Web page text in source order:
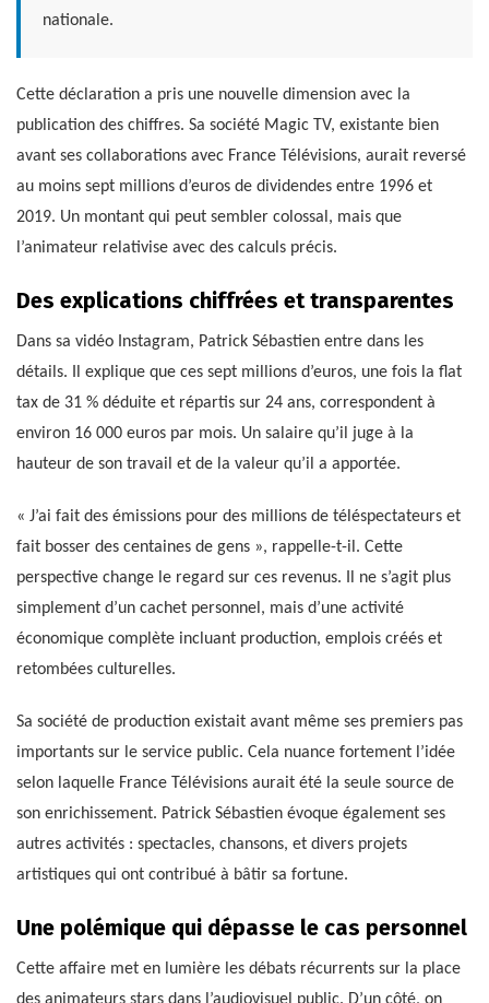
nationale.
Cette déclaration a pris une nouvelle dimension avec la
publication des chiffres. Sa société Magic TV, existante bien
avant ses collaborations avec France Télévisions, aurait reversé
au moins sept millions d’euros de dividendes entre 1996 et
2019. Un montant qui peut sembler colossal, mais que
l’animateur relativise avec des calculs précis.
Des explications chiffrées et transparentes
Dans sa vidéo Instagram, Patrick Sébastien entre dans les
détails. Il explique que ces sept millions d’euros, une fois la flat
tax de 31 % déduite et répartis sur 24 ans, correspondent à
environ 16 000 euros par mois. Un salaire qu’il juge à la
hauteur de son travail et de la valeur qu’il a apportée.
« J’ai fait des émissions pour des millions de téléspectateurs et
fait bosser des centaines de gens », rappelle-t-il. Cette
perspective change le regard sur ces revenus. Il ne s’agit plus
simplement d’un cachet personnel, mais d’une activité
économique complète incluant production, emplois créés et
retombées culturelles.
Sa société de production existait avant même ses premiers pas
importants sur le service public. Cela nuance fortement l’idée
selon laquelle France Télévisions aurait été la seule source de
son enrichissement. Patrick Sébastien évoque également ses
autres activités : spectacles, chansons, et divers projets
artistiques qui ont contribué à bâtir sa fortune.
Une polémique qui dépasse le cas personnel
Cette affaire met en lumière les débats récurrents sur la place
des animateurs stars dans l’audiovisuel public. D’un côté, on